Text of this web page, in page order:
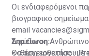
Οι ενδιαφερόμενοι
βιογραφικό
email
Διεύθυνση
<<θέση εργασίας -
Σημείωση:
Θα αρχειοθετήσουμε